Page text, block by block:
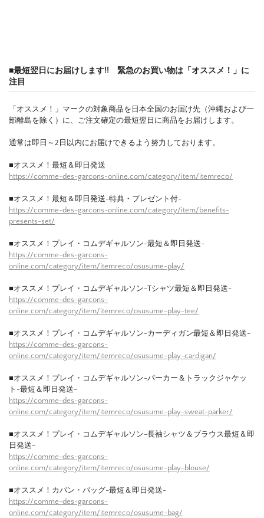
■最短翌日にお届けします!! 緊急のお買い物は「オススメ！」に
注目
「オススメ！」マークの対象商品を日本全国のお届け先（沖縄および一
部離島を除く）に、ご注文確定の最短翌日に商品をお届けします。
通常は即日～2日以内にお届けできるよう努力しております。
■オススメ！最短＆即日発送
https://comme-des-garcons-online.com/category/item/itemreco/
■オススメ！最短＆即日発送-特典・プレゼント付-
https://comme-des-garcons-online.com/category/item/benefits-
presents-set/
■オススメ！プレイ・コムデギャルソン-最短＆即日発送-
https://comme-des-garcons-
online.com/category/item/itemreco/osusume-play/
■オススメ！プレイ・コムデギャルソン-Tシャツ最短＆即日発送-
https://comme-des-garcons-
online.com/category/item/itemreco/osusume-play-tee/
■オススメ！プレイ・コムデギャルソン-カーディガン最短＆即日発送-
https://comme-des-garcons-
online.com/category/item/itemreco/osusume-play-cardigan/
■オススメ！プレイ・コムデギャルソン-パーカー＆トラックジャケッ
ト-最短＆即日発送-
https://comme-des-garcons-
online.com/category/item/itemreco/osusume-play-sweat-parker/
■オススメ！プレイ・コムデギャルソン-長袖シャツ＆ブラウス最短＆即
日発送-
https://comme-des-garcons-
online.com/category/item/itemreco/osusume-play-blouse/
■オススメ！カバン・バッグ-最短＆即日発送-
https://comme-des-garcons-
online.com/category/item/itemreco/osusume-bag/